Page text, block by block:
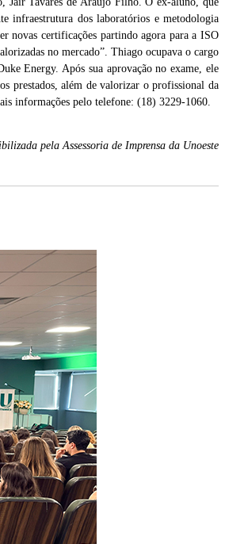
infraestrutura dos laboratórios e metodologia
novas certificações partindo agora para a ISO
no mercado”. Thiago ocupava o cargo
Energy. Após sua aprovação no exame, ele
prestados, além de valorizar o profissional da
informações pelo telefone: (18) 3229-1060.
pela Assessoria de Imprensa da Unoeste